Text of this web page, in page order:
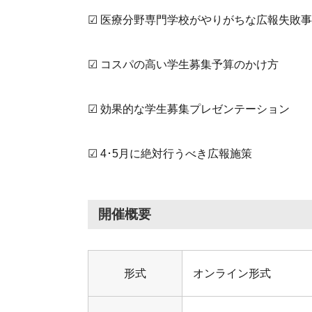
☑ 医療分野専門学校がやりがちな広報失敗
☑ コスパの高い学生募集予算のかけ方
☑ 効果的な学生募集プレゼンテーション
☑ 4･5月に絶対行うべき広報施策
開催概要
形式 オンライン形式